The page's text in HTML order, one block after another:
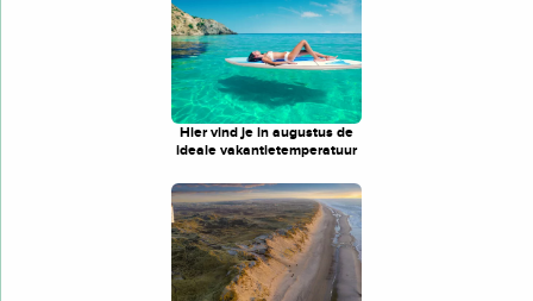
Hier vind je in augustus de
ideale vakantietemperatuur